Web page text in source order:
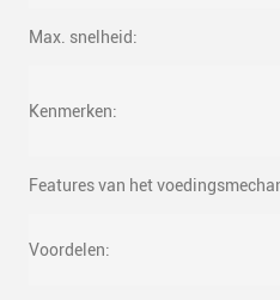
Max. snelheid:
Kenmerken:
Features van het
Voordelen: